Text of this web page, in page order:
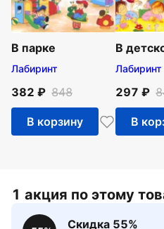
В парке
Лабиринт
382 848
В корзину
В
Лабиринт
297
В
1 акция по этому
Скидка 55%